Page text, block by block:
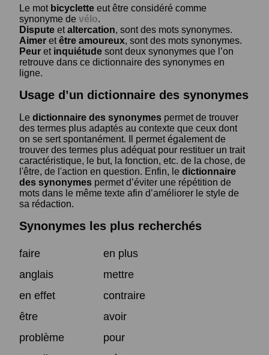
Le mot bicyclette eut être considéré comme
synonyme de vélo.
Dispute etaltercation, sont des mots synonymes.
Aimer etêtre amoureux, sont des mots synonymes.
Peur et inquiétude sont deux synonymes que l’on
retrouve dans ce dictionnaire des synonymes en
ligne.
Usage d’un dictionnaire des synonymes
Le dictionnaire des synonymes permet de trouver
des termes plus adaptés au contexte que ceux dont
on se sert spontanément. Il permet également de
trouver des termes plus adéquat pour restituer un trait
caractéristique, le but, la fonction, etc. de la chose, de
l'être, de l'action en question. Enfin, le dictionnaire
des synonymes permet d’éviter une répétition de
mots dans le même texte afin d’améliorer le style de
sa rédaction.
Synonymes les plus recherchés
faire
en plus
anglais
mettre
en effet
contraire
être
avoir
problème
pour